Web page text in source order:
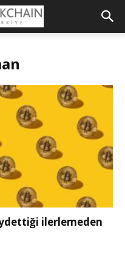
ilerlemeden